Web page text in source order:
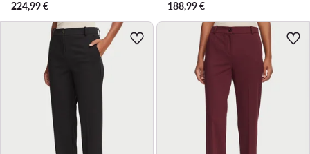
224,99€
188,99€